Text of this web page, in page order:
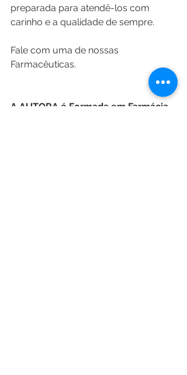
preparada para atendê-los com
carinho e a qualidade de sempre.
Fale com uma de nossas
Farmacêuticas.
A AUTORA é Formada em Farmácia